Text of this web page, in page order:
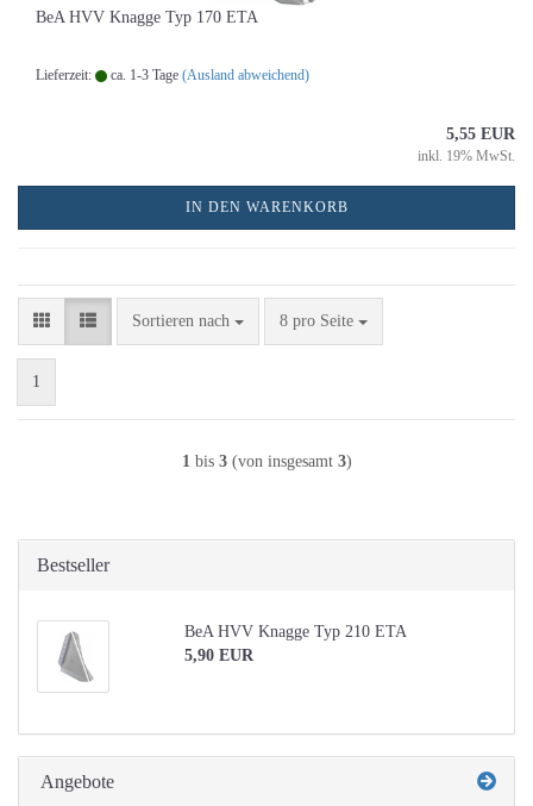
BeA HVV Knagge Typ 170 ETA
Lieferzeit: ca. 1-3 Tage (Ausland abweichend)
5,55 EUR
inkl. 19% MwSt.
IN DEN WARENKORB
Sortieren nach
Sortieren nach 8 pro Seite
pro Seite
1
1bis 3(von insgesamt 3)
Bestseller
BeA HVV Knagge Typ 210 ETA
5,90 EUR
Angebote